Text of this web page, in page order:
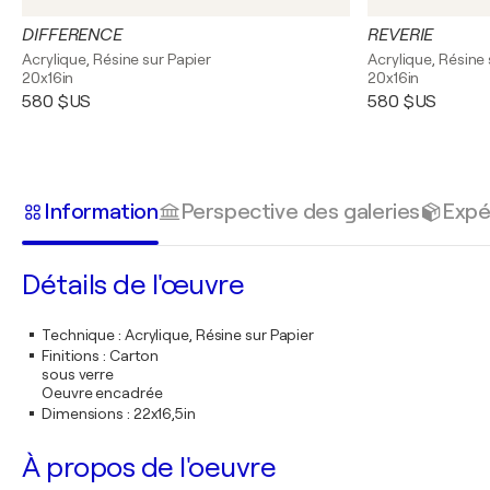
DIFFERENCE
Acrylique, Résine sur Papier
20x16in
580 $US
REVERIE
Acrylique, Résine
20x16in
580 $US
Information Perspective des galeries
Détails de l'œuvre
Technique: Acrylique, Résine sur Papier
Finitions : Carton
sous verre
Oeuvre encadrée
Dimensions : 22x16,5in
À propos de l'oeuvre